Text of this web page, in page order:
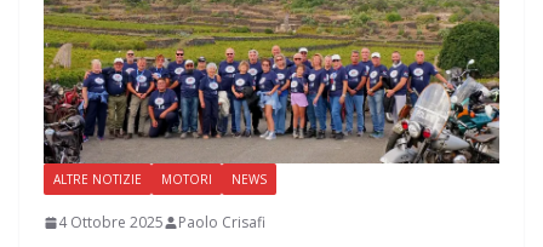
ALTRE NOTIZIE MOTORI NEWS
4 Ottobre 2025 Paolo Crisafi